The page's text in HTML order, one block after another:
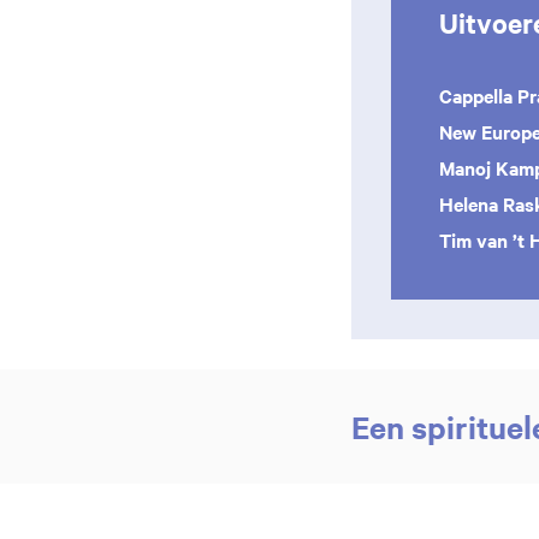
Cappella
New
Manoj
Helena
Tim van ’t
Een